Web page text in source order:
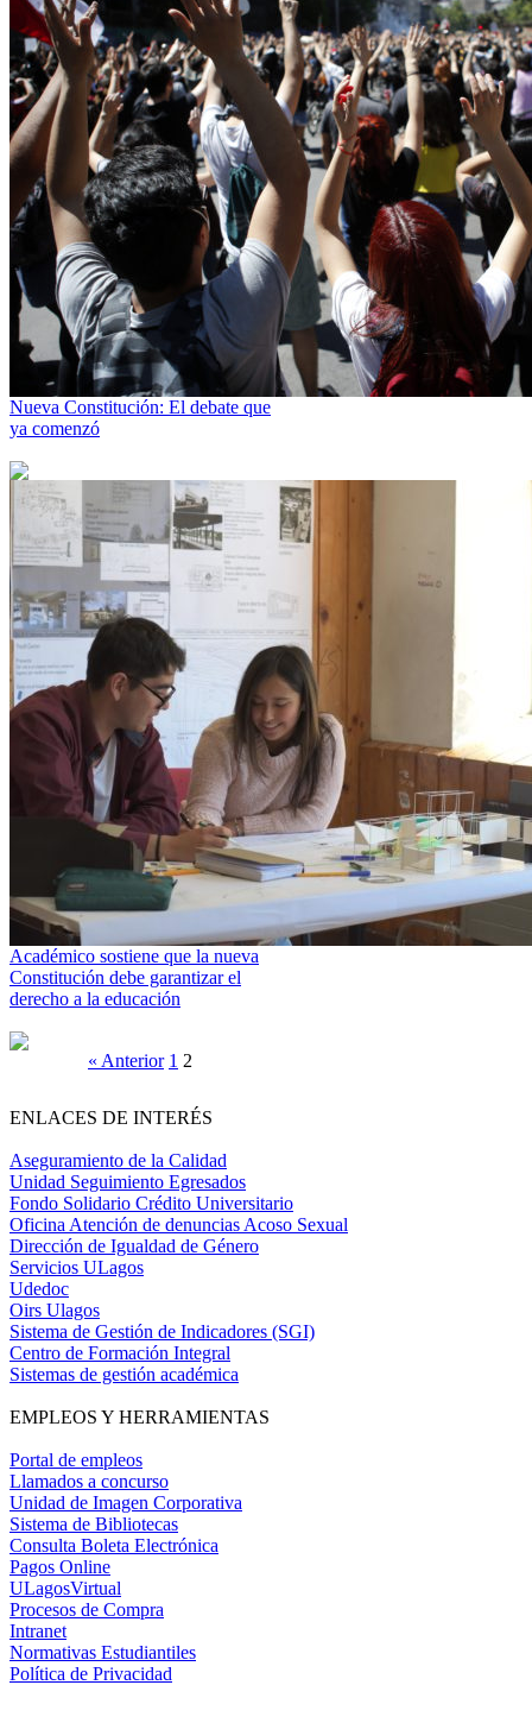
Nueva Constitución: El debate que
ya comenzó
Académico sostiene que la nueva
Constitución debe garantizar el
derecho a la educación
« Anterior 1 2
ENLACES DE INTERÉS
Aseguramiento de la Calidad
Unidad Seguimiento Egresados
Fondo Solidario Crédito Universitario
Oficina Atención de denuncias Acoso Sexual
Dirección de Igualdad de Género
Servicios ULagos
Udedoc
Oirs Ulagos
Sistema de Gestión de Indicadores (SGI)
Centro de Formación Integral
Sistemas de gestión académica
EMPLEOS Y HERRAMIENTAS
Portal de empleos
Llamados a concurso
Unidad de Imagen Corporativa
Sistema de Bibliotecas
Consulta Boleta Electrónica
Pagos Online
ULagosVirtual
Procesos de Compra
Intranet
Normativas Estudiantiles
Política de Privacidad